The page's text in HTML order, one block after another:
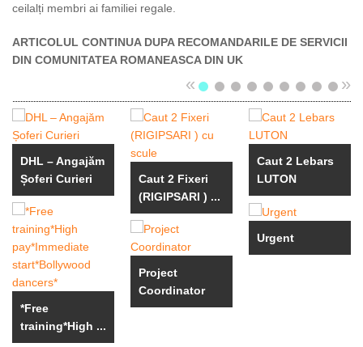
ceilalți membri ai familiei regale.
ARTICOLUL CONTINUA DUPA RECOMANDARILE DE SERVICII
DIN COMUNITATEA ROMANEASCA DIN UK
« »
DHL – Angajăm
Șoferi Curieri
*Free
training*High ...
Caut 2 Fixeri
(RIGIPSARI ) ...
Project
Coordinator
Caut 2 Lebars
LUTON
Urgent